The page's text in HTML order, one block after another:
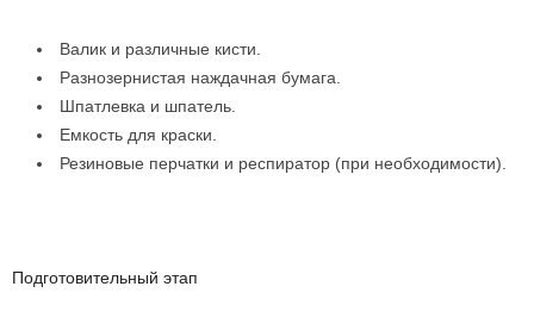
Валик и различные кисти.
Разнозернистая наждачная бумага.
Шпатлевка и шпатель.
Емкость для краски.
Резиновые перчатки и респиратор (при необходимости).
Подготовительный этап